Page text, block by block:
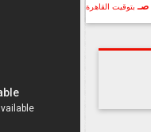
بتوقيت القاهرة